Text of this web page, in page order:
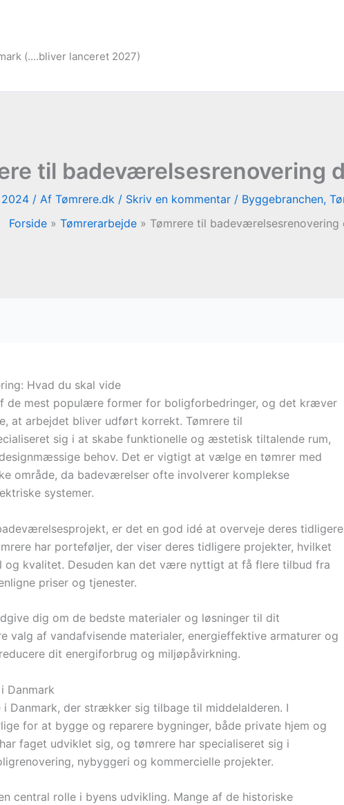
(....bliver lanceret 2027)
til badeværelsesrenovering
2024 / Af Tømrere.dk / Skriv en kommentar / Byggebranchen,
Forside
Tømrerarbejde Tømrere til badeværelsesrenovering
Hvad du skal vide
de mest populære former for boligforbedringer, og det kræver
at arbejdet bliver udført korrekt. Tømrere til
sig i at skabe funktionelle og æstetisk tiltalende rum,
behov. Det er vigtigt at vælge en tømrer med
område, da badeværelser ofte involverer komplekse
systemer.
er det en god idé at overveje deres tidligere
har porteføljer, der viser deres tidligere projekter, hvilket
og kvalitet. Desuden kan det være nyttigt at få flere tilbud fra
priser og tjenester.
dig om de bedste materialer og løsninger til dit
valg af vandafvisende materialer, energieffektive armaturer og
dit energiforbrug og miljøpåvirkning.
Danmark
Danmark, der strækker sig tilbage til middelalderen. I
for at bygge og reparere bygninger, både private hjem og
faget udviklet sig, og tømrere har specialiseret sig i
nybyggeri og kommercielle projekter.
central rolle i byens udvikling. Mange af de historiske